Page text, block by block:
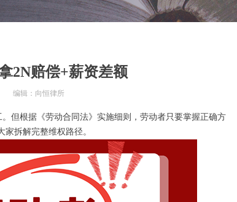
2N赔偿+薪资差额
根据《劳动合同法》实施细则，劳动者只要掌握正确方
拆解完整维权路径。
编辑：向恒律所